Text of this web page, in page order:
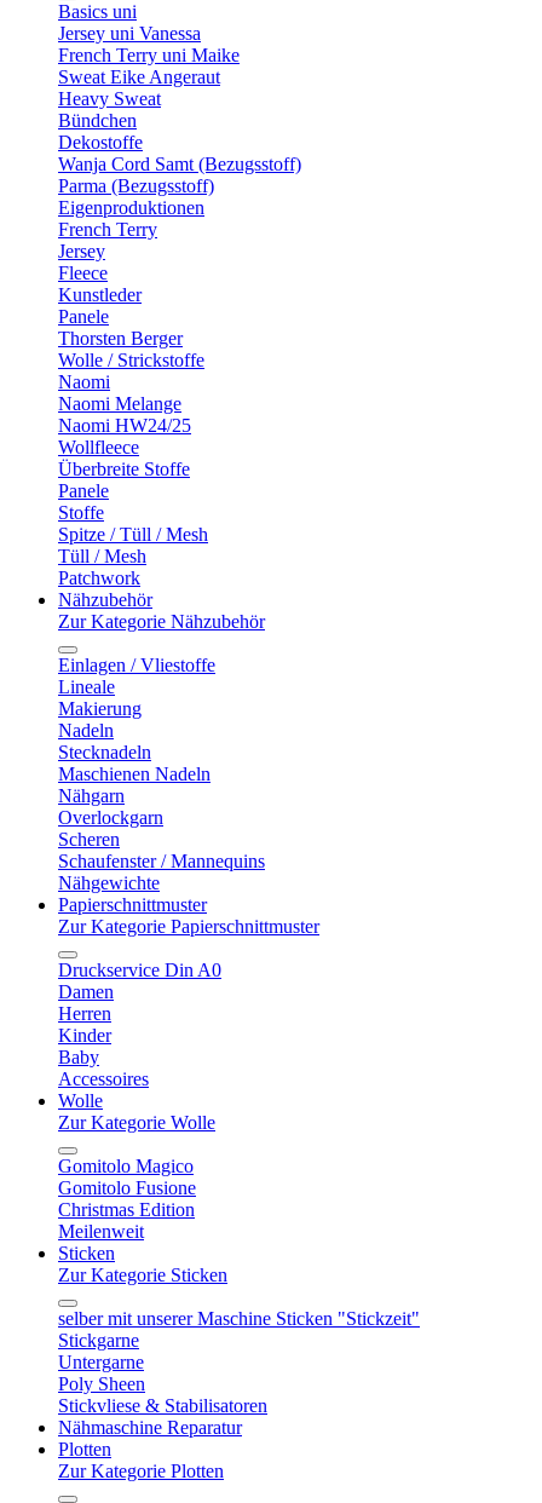
Basics uni
Jersey uni Vanessa
French Terry uni Maike
Sweat Eike Angeraut
Heavy Sweat
Bündchen
Dekostoffe
Wanja Cord Samt (Bezugsstoff)
Parma (Bezugsstoff)
Eigenproduktionen
French Terry
Jersey
Fleece
Kunstleder
Panele
Thorsten Berger
Wolle / Strickstoffe
Naomi
Naomi Melange
Naomi HW24/25
Wollfleece
Überbreite Stoffe
Panele
Stoffe
Spitze / Tüll / Mesh
Tüll / Mesh
Patchwork
Nähzubehör
Zur Kategorie Nähzubehör
Einlagen / Vliestoffe
Lineale
Makierung
Nadeln
Stecknadeln
Maschienen Nadeln
Nähgarn
Overlockgarn
Scheren
Schaufenster / Mannequins
Nähgewichte
Papierschnittmuster
Zur Kategorie Papierschnittmuster
Druckservice Din A0
Damen
Herren
Kinder
Baby
Accessoires
Wolle
Zur Kategorie Wolle
Gomitolo Magico
Gomitolo Fusione
Christmas Edition
Meilenweit
Sticken
Zur Kategorie Sticken
selber mit unserer Maschine Sticken "Stickzeit"
Stickgarne
Untergarne
Poly Sheen
Stickvliese & Stabilisatoren
Nähmaschine Reparatur
Plotten
Zur Kategorie Plotten